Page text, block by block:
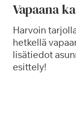
Vapaana
Harvoin
hetkellä
lisätiedot
esittely!